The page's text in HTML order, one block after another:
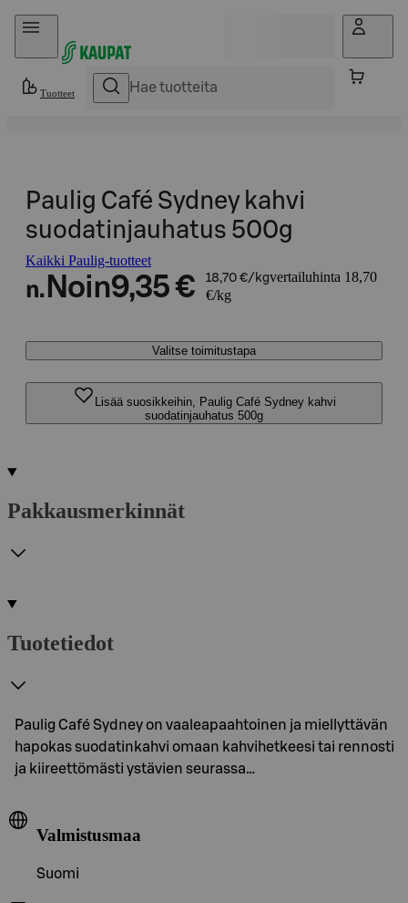
Hyppää sisältöön
Tuotteet
Paulig Café Sydney kahvi
suodatinjauhatus 500g
Kaikki Paulig-tuotteet
n. Noin9,35 € 18,70 €/kgvertailuhinta 18,70
€/kg
Valitse toimitustapa
Lisää suosikkeihin, Paulig Café Sydney kahvi
suodatinjauhatus 500g
Pakkausmerkinnät
Tuotetiedot
Paulig Café Sydney on vaaleapaahtoinen ja miellyttävän
hapokas suodatinkahvi omaan kahvihetkeesi tai rennosti
ja kiireettömästi ystävien seurassa…
Valmistusmaa
Suomi